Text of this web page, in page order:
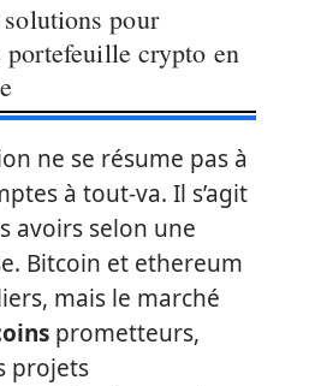
pour
crypto en
ne se résume pas à
à tout-va. Il s’agit
avoirs selon une
Bitcoin et ethereum
mais le marché
prometteurs,
projets